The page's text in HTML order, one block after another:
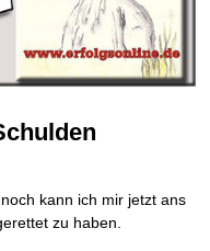
tig ab
kann ich mir jetzt ans
zu haben.